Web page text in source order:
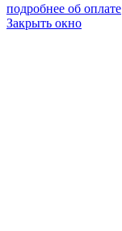
подробнее об оплате
Закрыть окно